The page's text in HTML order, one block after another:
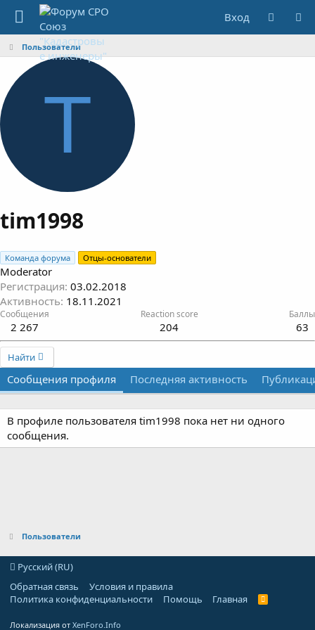
Вход
Пользователи
T
tim1998
Команда форума Отцы-основатели
Moderator
Регистрация 03.02.2018
Активность 18.11.2021
Сообщения
2 267
Reaction score
204
Баллы
63
Найти
Сообщения профиля Последняя активность
В профиле пользователя tim1998 пока нет ни одного
сообщения.
Пользователи
Русский (RU)
Обратная связь
Условия и правила
Политика конфиденциальности
Помощь Главная
R
Локализация от XenForo.Info